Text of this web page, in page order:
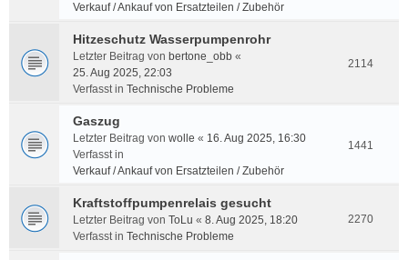
Verkauf / Ankauf von Ersatzteilen / Zubehör
Hitzeschutz Wasserpumpenrohr
Letzter Beitrag von bertone_obb «
25. Aug 2025, 22:03
Verfasst in Technische Probleme
2114
Gaszug
Letzter Beitrag von wolle « 16. Aug 2025, 16:30
Verfasst in
Verkauf / Ankauf von Ersatzteilen / Zubehör
1441
Kraftstoffpumpenrelais gesucht
Letzter Beitrag von ToLu « 8. Aug 2025, 18:20
Verfasst in Technische Probleme
2270